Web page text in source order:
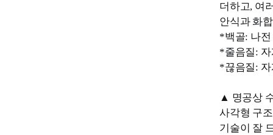
더하고, 여
안식과 화
*백골: 나
*줄음질: 자
*끊음질: 자
▲ 명공상
사각형 구
기술이 잘